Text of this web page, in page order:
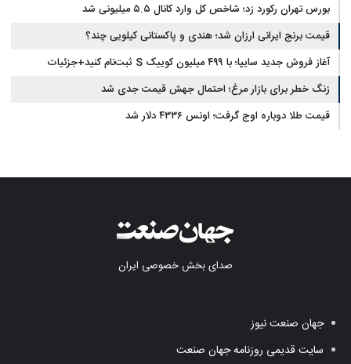
بورس تهران رکورد زد؛ شاخص کل وارد کانال ۵.۵ میلیونی شد
قیمت برنج ایرانی ارزان شد؛ هندی و پاکستانی کیلویی چند؟
آغاز فروش جدید سایپا؛ با ۴۹۹ میلیون کوییک S ثبت‌نام کنید+جزئیات
زنگ خطر برای بازار مرغ؛ احتمال جهش قیمت جدی شد
قیمت طلا دوباره اوج گرفت؛ اونس ۴۳۳۶ دلار شد
صدای بخش خصوصی ایران
جهان صنعت نیوز
سایت قدیمی روزنامه جهان صنعت